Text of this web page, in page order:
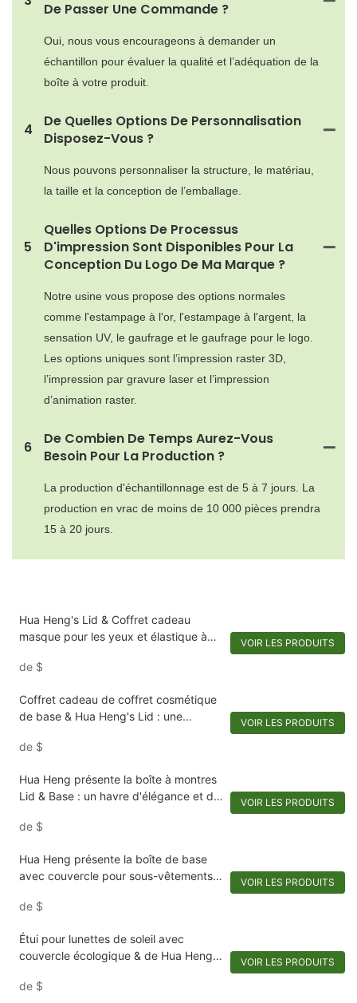
De Passer Une Commande ?
Oui, nous vous encourageons à demander un
échantillon pour évaluer la qualité et l’adéquation de la
boîte à votre produit.
4
De Quelles Options De Personnalisation
Disposez-Vous ?
Nous pouvons personnaliser la structure, le matériau,
la taille et la conception de l’emballage.
5
Quelles Options De Processus
D'impression Sont Disponibles Pour La
Conception Du Logo De Ma Marque ?
Notre usine vous propose des options normales
comme l'estampage à l'or, l'estampage à l'argent, la
sensation UV, le gaufrage et le gaufrage pour le logo.
Les options uniques sont l’impression raster 3D,
l’impression par gravure laser et l’impression
d’animation raster.
6
De Combien De Temps Aurez-Vous
Besoin Pour La Production ?
La production d'échantillonnage est de 5 à 7 jours. La
production en vrac de moins de 10 000 pièces prendra
15 à 20 jours.
Hua Heng's Lid & Coffret cadeau
masque pour les yeux et élastique à
de $
VOIR LES PRODUITS
Coffret cadeau de coffret cosmétique
de base & Hua Heng's Lid : une
de $
VOIR LES PRODUITS
Hua Heng présente la boîte à montres
Lid & Base : un havre d'élégance et de
de $
VOIR LES PRODUITS
Hua Heng présente la boîte de base
avec couvercle pour sous-vêtements
de la nature
de $
VOIR LES PRODUITS
Étui pour lunettes de soleil avec
couvercle écologique & de Hua Heng :
de $
VOIR LES PRODUITS